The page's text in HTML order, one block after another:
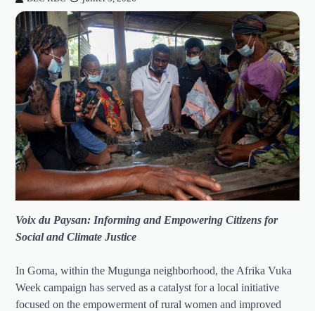
Voix du Paysan: Informing and Empowering Citizens for
Social and Climate Justice
In Goma, within the Mugunga neighborhood, the Afrika Vuka
Week campaign has served as a catalyst for a local initiative
focused on the empowerment of rural women and improved